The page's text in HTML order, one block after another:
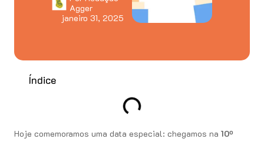
Agger
janeiro 31, 2025
Índice
Hoje comemoramos uma data especial: chegamos na 10º